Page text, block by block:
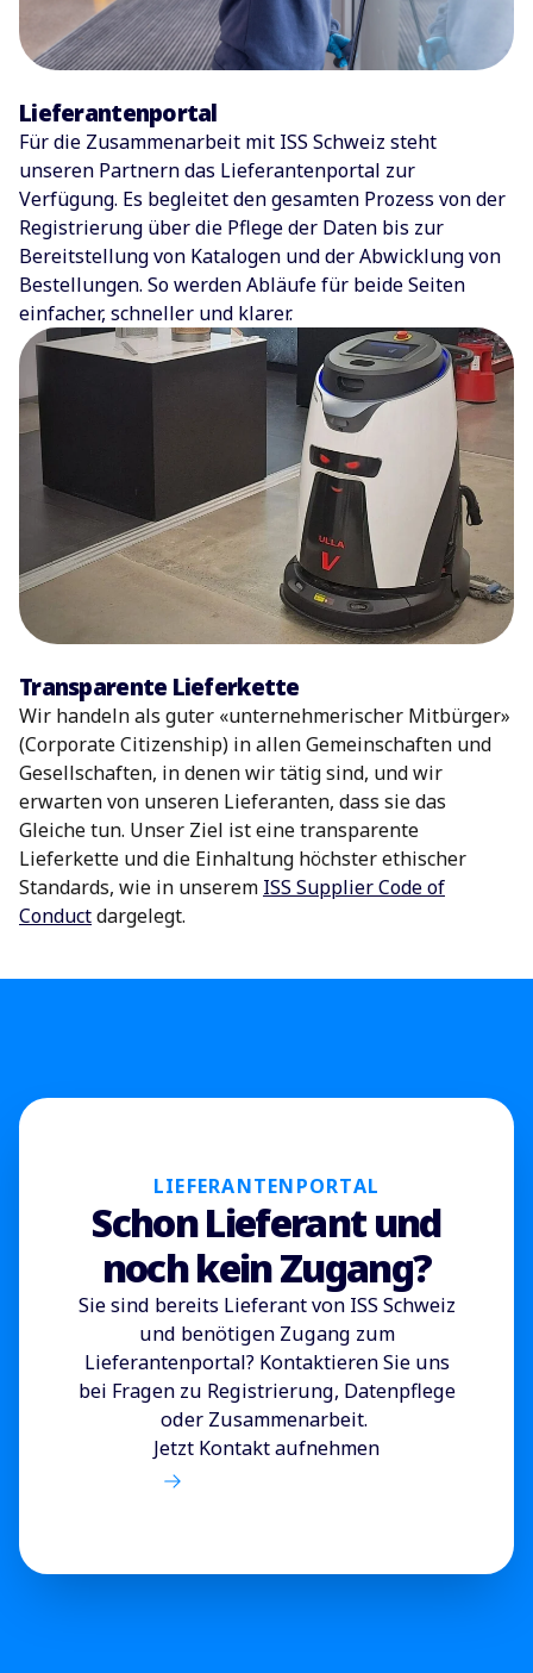
Lieferantenportal
Für die Zusammenarbeit mit ISS Schweiz steht
unseren Partnern das Lieferantenportal zur
Verfügung. Es begleitet den gesamten Prozess von der
Registrierung über die Pflege der Daten bis zur
Bereitstellung von Katalogen und der Abwicklung von
Bestellungen. So werden Abläufe für beide Seiten
einfacher, schneller und klarer.
Transparente Lieferkette
Wir handeln als guter «unternehmerischer Mitbürger»
(Corporate Citizenship) in allen Gemeinschaften und
Gesellschaften, in denen wir tätig sind, und wir
erwarten von unseren Lieferanten, dass sie das
Gleiche tun. Unser Ziel ist eine transparente
Lieferkette und die Einhaltung höchster ethischer
Standards, wie in unserem ISS Supplier Code of
Conductdargelegt.
LIEFERANTENPORTAL
Schon Lieferant und
noch kein Zugang?
Sie sind bereits Lieferant von ISS Schweiz
und benötigen Zugang zum
Lieferantenportal? Kontaktieren Sie uns
bei Fragen zu Registrierung, Datenpflege
oder Zusammenarbeit.
Jetzt Kontakt aufnehmen